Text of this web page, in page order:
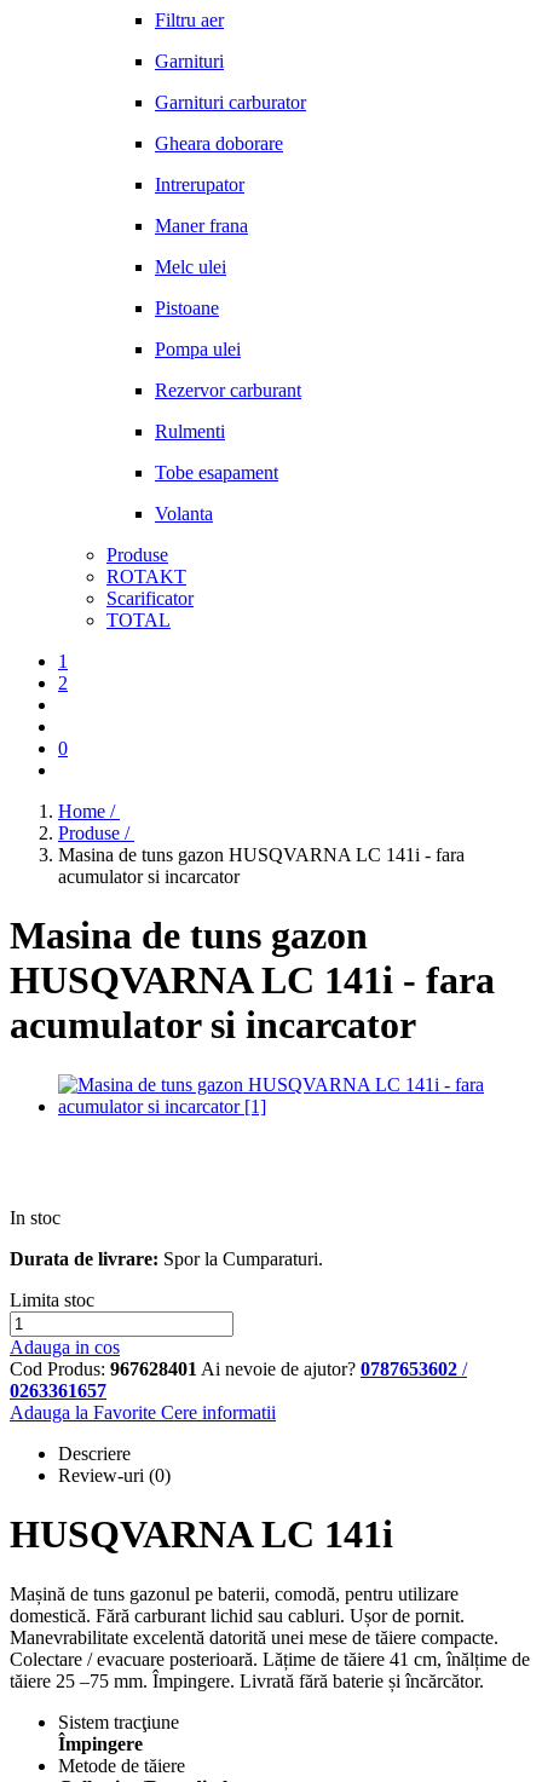
Filtru aer
Garnituri
Garnituri carburator
Gheara doborare
Intrerupator
Maner frana
Melc ulei
Pistoane
Pompa ulei
Rezervor carburant
Rulmenti
Tobe esapament
Volanta
Produse
ROTAKT
Scarificator
TOTAL
1
2
0
Home /
Produse /
Masina de tuns gazon HUSQVARNA LC 141i - fara
acumulator si incarcator
Masina de tuns gazon
HUSQVARNA LC 141i - fara
acumulator si incarcator
In stoc
Durata de livrare: Spor la Cumparaturi.
Limita stoc
Adauga in cos
Cod Produs: 967628401 Ai nevoie de ajutor? 0787653602 /
0263361657
Adauga la Favorite Cere informatii
Descriere
Review-uri (0)
HUSQVARNA LC 141i
Mașină de tuns gazonul pe baterii, comodă, pentru utilizare
domestică. Fără carburant lichid sau cabluri. Ușor de pornit.
Manevrabilitate excelentă datorită unei mese de tăiere compacte.
Colectare / evacuare posterioară. Lățime de tăiere 41 cm, înălțime de
tăiere 25 –75 mm. Împingere. Livrată fără baterie și încărcător.
Sistem tracţiune
Împingere
Metode de tăiere